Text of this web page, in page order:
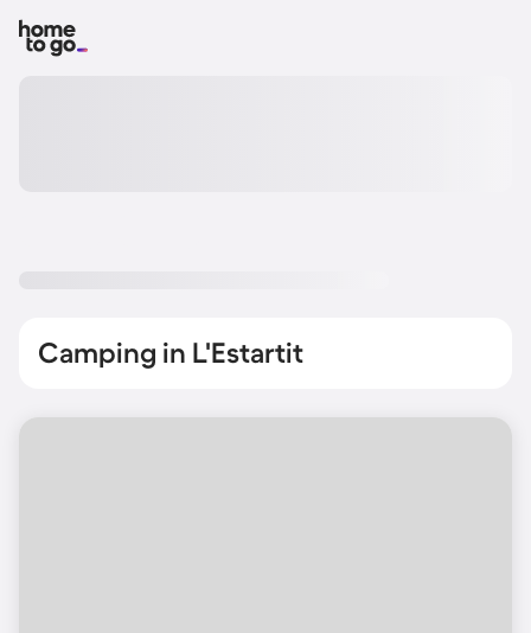
Camping in L'Estartit